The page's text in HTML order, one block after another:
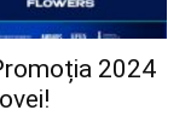
2024